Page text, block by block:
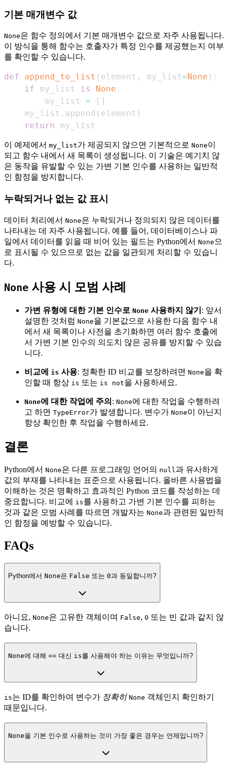
기본 매개변수 값
None은 함수 정의에서 기본 매개변수 값으로 자주 사용됩니다.
이 방식을 통해 함수는 호출자가 특정 인수를 제공했는지 여부
를 확인할 수 있습니다.
def append_to_list ( element , my_list=None ) :
if my_list is None :
        my_list
= [ ]
    my_list
. append ( element )
return
my_list
이 예제에서 my_list가 제공되지 않으면 기본적으로 None이
되고 함수 내에서 새 목록이 생성됩니다. 이 기술은 예기치 않
은 동작을 유발할 수 있는 가변 기본 인수를 사용하는 일반적
인 함정을 방지합니다.
누락되거나 없는 값 표시
데이터 처리에서 None은 누락되거나 정의되지 않은 데이터를
나타내는 데 자주 사용됩니다. 예를 들어, 데이터베이스나 파
일에서 데이터를 읽을 때 비어 있는 필드는 Python에서 None 으
로 표시될 수 있으므로 없는 값을 일관되게 처리할 수 있습니
다.
None 사용 시 모범 사례
가변 유형에 대한 기본 인수로 None 사용하지 않기 : 앞서
설명한 것처럼 None을 기본값으로 사용한 다음 함수 내
에서 새 목록이나 사전을 초기화하면 여러 함수 호출에
서 가변 기본 인수의 의도치 않은 공유를 방지할 수 있습
니다.
비교에 is 사용: 정확한 ID 비교를 보장하려면 None을 확
인할 때 항상 is 또는 is not을 사용하세요.
None에 대한 작업에 주의 : None에 대한 작업을 수행하려
고 하면 TypeError가 발생합니다. 변수가 None이 아닌지
항상 확인한 후 작업을 수행하세요.
결론
Python에서 None은 다른 프로그래밍 언어의 null과 유사하게
값의 부재를 나타내는 표준으로 사용됩니다. 올바른 사용법을
이해하는 것은 명확하고 효과적인 Python 코드를 작성하는 데
중요합니다. 비교에
is를 사용하고 가변 기본 인수를 피하는
것과 같은 모범 사례를 따르면 개발자는 None과 관련된 일반적
인 함정을 예방할 수 있습니다.
FAQs
Python에서 None은 False 또는 0과 동일합니까?
아니요, None은 고유한 객체이며 False, 0 또는 빈 값과 같지 않
습니다.
None에 대해 == 대신 is를 사용해야 하는 이유는 무엇입니까?
is는 ID를 확인하여 변수가 정확히 None 객체인지 확인하기
때문입니다.
None을 기본 인수로 사용하는 것이 가장 좋은 경우는 언제입니까?